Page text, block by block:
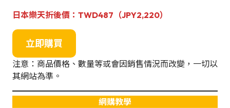
日本樂天折後價： TWD487（JPY2,220）
立即購買
注意：商品價格、數量等或會因銷售情況而改變，一切以
其網站為準。
網購教學